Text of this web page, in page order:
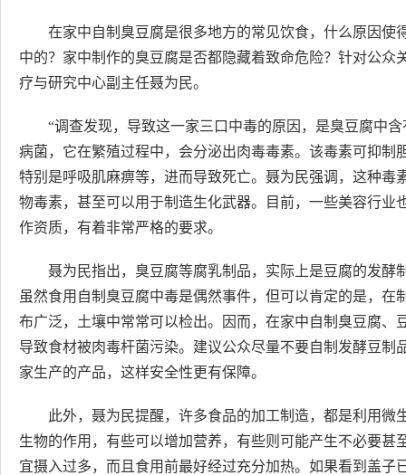
在家中自制臭豆腐是很多地方的常见饮食，什么原因
中的？家中制作的臭豆腐是否都隐藏着致命危险？针对公众
疗与研究中心副主任聂为民。
“调查发现，导致这一家三口中毒的原因，是臭豆腐中
病菌，它在繁殖过程中，会分泌出肉毒毒素。该毒素可抑
特别是呼吸肌麻痹等，进而导致死亡。聂为民强调，这种
物毒素，甚至可以用于制造生化武器。目前，一些美容行
作资质，有着非常严格的要求。
聂为民指出，臭豆腐等腐乳制品，实际上是豆腐的发
虽然食用自制臭豆腐中毒是偶然事件，但可以肯定的是，
布广泛，土壤中常常可以检出。因而，在家中自制臭豆腐
导致食材被肉毒杆菌污染。建议公众尽量不要自制发酵豆
家生产的产品，这样安全性更有保障。
此外，聂为民提醒，许多食品的加工制造，都是利用
生物的作用，有些可以增加营养，有些则可能产生不必要
宜摄入过多，而且食用前最好经过充分加热。如果看到盖